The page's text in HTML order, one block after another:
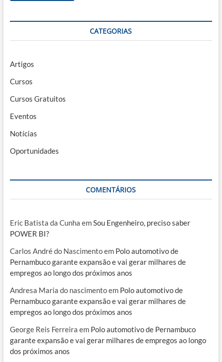
CATEGORIAS
Artigos
Cursos
Cursos Gratuitos
Eventos
Notícias
Oportunidades
COMENTÁRIOS
Eric Batista da Cunha emSou Engenheiro, preciso saber
POWER BI?
Carlos André do Nascimentoem Polo automotivo de
Pernambuco garante expansão e vai gerar milhares de
empregos ao longo dos próximos anos
Andresa Maria do nascimentoem Polo automotivo de
Pernambuco garante expansão e vai gerar milhares de
empregos ao longo dos próximos anos
George Reis Ferreira em Polo automotivo de Pernambuco
garante expansão e vai gerar milhares de empregos ao longo
dos próximos anos